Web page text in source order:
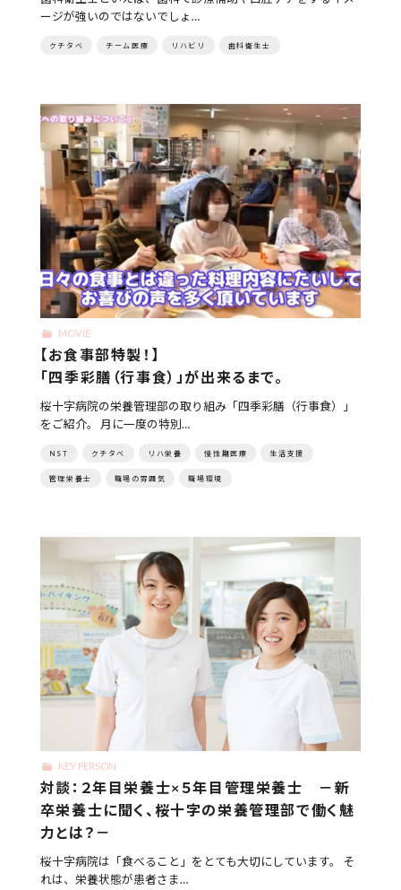
ージが強いのではないでしょ…
クチタベ チーム医療 リハビリ 歯科衛生士
MOVIE
【お食事部特製！】
「四季彩膳（行事食）」が出来るまで。
桜十字病院の栄養管理部の取り組み「四季彩膳（行事食）」
をご紹介。 月に一度の特別…
NST クチタベ リハ栄養 慢性期医療 生活支援
管理栄養士 職場の雰囲気 職場環境
KEY PERSON
対談：２年目栄養士×５年目管理栄養士 －新
卒栄養士に聞く、桜十字の栄養管理部で働く魅
力とは？－
桜十字病院は「食べること」をとても大切にしています。 そ
れは、栄養状態が患者さま…